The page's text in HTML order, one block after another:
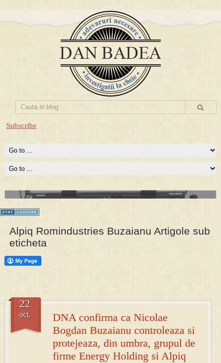
Subscribe
PRESA
Alpiq Romindustries Buzaianu Artigole sub
eticheta
DNA confirma ca Nicolae
Bogdan Buzaianu controleaza si
protejeaza, din umbra, grupul de
firme Energy Holding si Alpiq
22
oct.